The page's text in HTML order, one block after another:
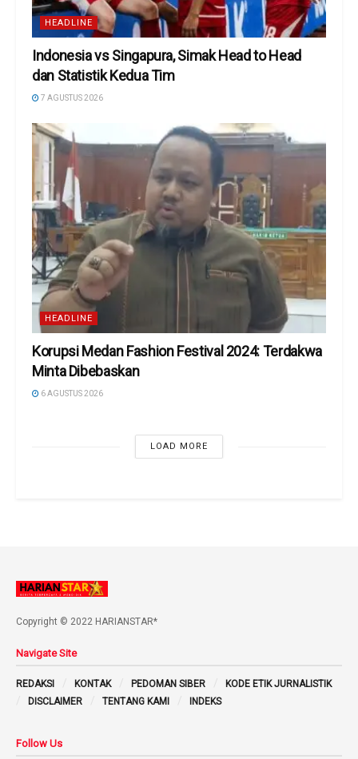
HEADLINE
Indonesia vs Singapura, Simak Head to Head
dan Statistik Kedua Tim
7 AGUSTUS 2026
HEADLINE
Korupsi Medan Fashion Festival 2024: Terdakwa
Minta Dibebaskan
6 AGUSTUS 2026
LOAD MORE
Copyright © 2022 HARIANSTAR*
Navigate Site
REDAKSI KONTAK PEDOMAN SIBER
KODE ETIK JURNALISTIK
DISCLAIMER
TENTANG KAMI INDEKS
Follow Us